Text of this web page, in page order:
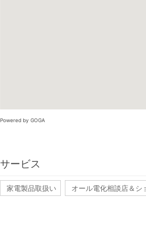
Powered by GOGA
サービス
家電製品取扱い オール電化相談店＆シ